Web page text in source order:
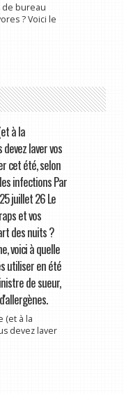
de bureau
? Voici le
à la
laver vos
cet été, selon
infections Par
juillet 26 Le
et vos
des nuits ?
voici à quelle
utiliser en été
de sueur,
(et à la
devez laver